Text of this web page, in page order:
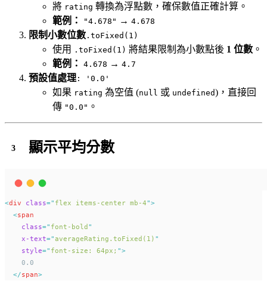
將 rating 轉換為浮點數，確保數值正確計算。
範例：
"4.678" → 4.678
限制小數位數 .toFixed(1)
使用 .toFixed(1) 將結果限制為小數點後 1 位數 。
範例：
4.678 → 4.7
預設值處理 : '0.0'
如果 rating 為空值 (null 或 undefined)，直接回
傳 "0.0" 。
顯示平均分數
<div class=" flex items-center mb-4">
<span
class=" font-bold "
x-text="averageRating.toFixed(1) "
style=" font-size: 64px; ">
    0.0
</span>